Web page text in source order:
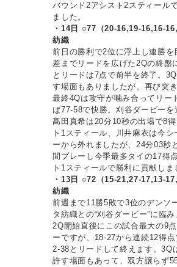
バウンド2アシスト2スティール
ました。
・14日 ○77（20-16,19-16,16-
紡織
前日の勝利で2位に浮上し連勝を
差までリードを広げた2Qの終盤
とリードは7点で前半を終了。
す場面もありましたが、再び突
最終4Qは攻守が噛み合ってリー
ば77-58で快勝。刈谷ダービーを
髙田真希は20分10秒の出場で8
ト1スティール、川井麻衣は今
ーから外れましたが、24分03秒
間プレーし今季最多タイの17得
ト1スティールで勝利に貢献しま
・13日 ○72（15-21,27-17,13-
紡織
前週まで11勝5敗で3位のデンソ
タ紡織との“刈谷ダービー”に臨み
2Q開始直後にこの試合最大の9
ーですが、18-27から連続12得
2-38とリードして終えます。3Q
許す場面もあって、双方譲らず